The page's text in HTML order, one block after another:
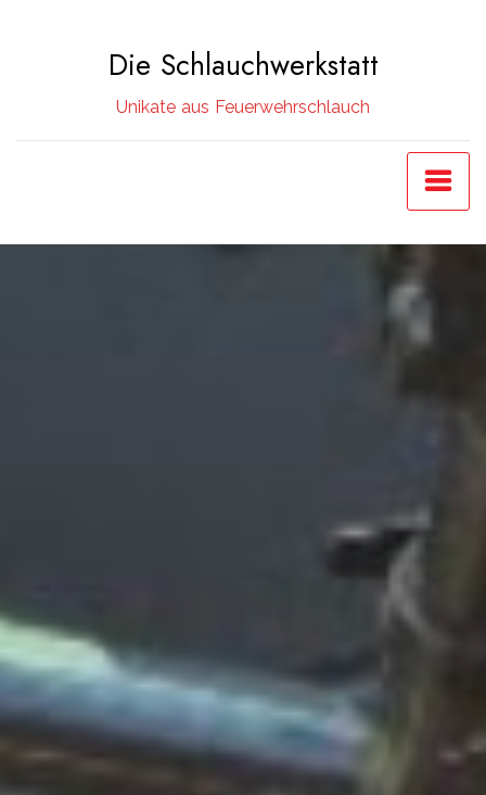
Die Schlauchwerkstatt
Unikate aus Feuerwehrschlauch